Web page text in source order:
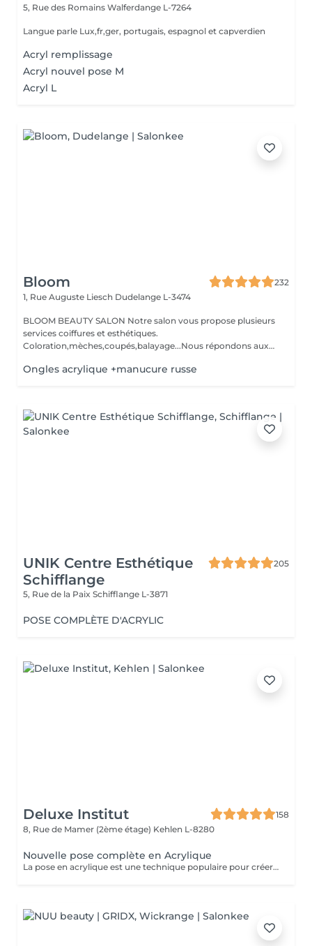
5, Rue des Romains Walferdange L-7264
Langue parle Lux,fr,ger, portugais, espagnol et capverdien
Acryl remplissage
Acryl nouvel pose M
Acryl L
Bloom
232
1, Rue Auguste Liesch Dudelange L-3474
BLOOM BEAUTY SALON Notre salon vous propose plusieurs
services coiffures et esthétiques.
Coloration,mèches,coupés,balayage...Nous répondons aux
Ongles acrylique +manucure russe
UNIK Centre Esthétique
Schifflange
205
5, Rue de la Paix Schifflange L-3871
POSE COMPLÈTE D'ACRYLIC
Deluxe Institut
158
8, Rue de Mamer (2ème étage) Kehlen L-8280
Nouvelle pose complète en Acrylique
La pose en acrylique est une technique populaire pour créer des ongles parfaits, durables et résistants. Elle permet de prolonger la longueur des ongles et d'obtenir une finition lisse et professionnelle. Ce soin est particulièrement recommandé pour celles qui souhaitent des ongles solides et durables. L'acrylique remplace le gel.